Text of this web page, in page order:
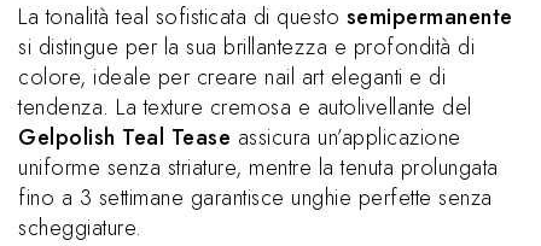
La tonalità teal sofisticata di questo semipermanente
si distingue per la sua brillantezza e profondità di
colore, ideale per creare nail art eleganti e di
tendenza. La texture cremosa e autolivellante del
Gelpolish Teal Tease assicura un’applicazione
uniforme senza striature, mentre la tenuta prolungata
fino a 3 settimane garantisce unghie perfette senza
scheggiature.